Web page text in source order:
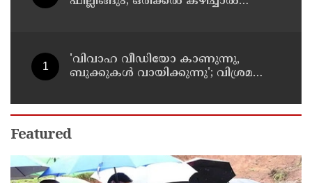
'വിവാഹ വീഡിയോ കാണുന്നു,
ബുക്കുകള്‍ വായിക്കുന്നു'; വിശ്രമ
Featured